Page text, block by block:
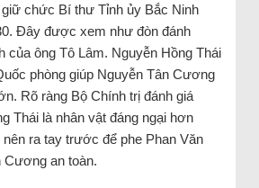
giữ chức Bí thư Tỉnh ủy Bắc Ninh
Đây được xem như đòn đánh
của ông Tô Lâm. Nguyễn Hồng Thái
phòng giúp Nguyễn Tân Cương
Rõ ràng Bộ Chính trị đánh giá
Thái là nhân vật đáng ngại hơn
nên ra tay trước để phe Phan Văn
Cương an toàn.